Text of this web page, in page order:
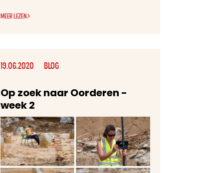
MEER LEZEN
19.06.2020 BLOG
Op zoek naar Oorderen -
week 2